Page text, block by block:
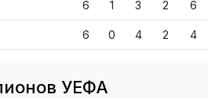
6 1 3 2 6
6 0 4 2 4
УЕФА